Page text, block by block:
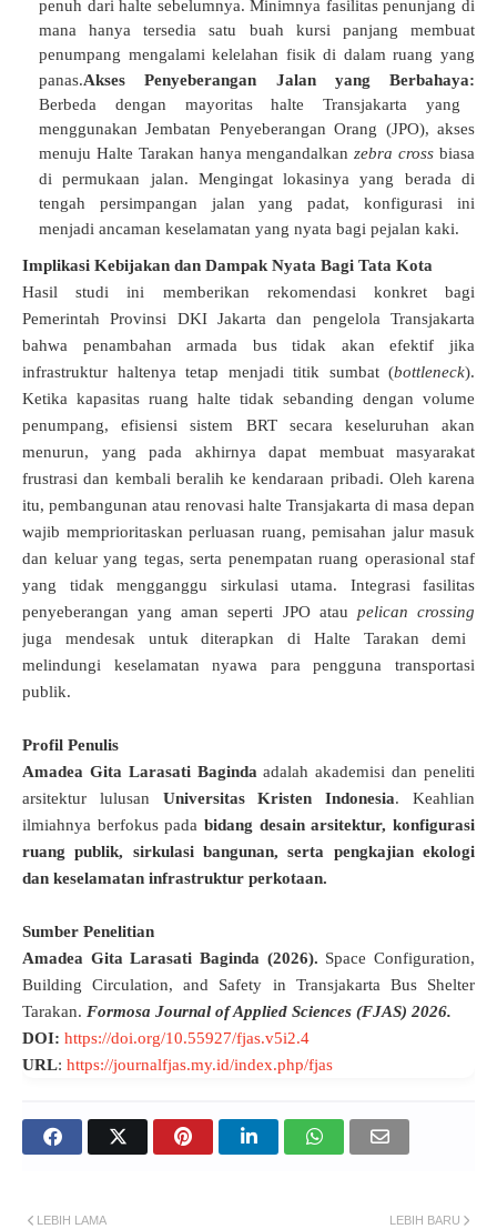
penuh dari halte sebelumnya.Minimnya fasilitas penunjang di
mana hanya tersedia satu buah kursi panjang membuat
penumpang mengalami kelelahan fisik di dalam ruang yang
panas.Akses Penyeberangan Jalan yang Berbahaya:
Berbeda dengan mayoritas halte Transjakarta yang
menggunakan Jembatan Penyeberangan Orang (JPO), akses
menuju Halte Tarakan hanya mengandalkanzebra cross biasa
di permukaan jalan. Mengingat lokasinya yang berada di
tengah persimpangan jalan yang padat, konfigurasi ini
menjadi ancaman keselamatan yang nyata bagi pejalan kaki.
Implikasi Kebijakan dan Dampak Nyata Bagi Tata Kota
Hasil studi ini memberikan rekomendasi konkret bagi
Pemerintah Provinsi DKI Jakarta dan pengelola Transjakarta
bahwa penambahan armada bus tidak akan efektif jika
infrastruktur haltenya tetap menjadi titik sumbat (bottleneck).
Ketika kapasitas ruang halte tidak sebanding dengan volume
penumpang, efisiensi sistem BRT secara keseluruhan akan
menurun, yang pada akhirnya dapat membuat masyarakat
frustrasi dan kembali beralih ke kendaraan pribadi. Oleh karena
itu, pembangunan atau renovasi halte Transjakarta di masa depan
wajib memprioritaskan perluasan ruang, pemisahan jalur masuk
dan keluar yang tegas, serta penempatan ruang operasional staf
yang tidak mengganggu sirkulasi utama. Integrasi fasilitas
penyeberangan yang aman seperti JPO atau pelican crossing
juga mendesak untuk diterapkan di Halte Tarakan demi
melindungi keselamatan nyawa para pengguna transportasi
publik.
Profil Penulis
Amadea Gita Larasati Bagindaadalah akademisi dan peneliti
arsitektur lulusan Universitas Kristen Indonesia.Keahlian
ilmiahnya berfokus pada bidang desain arsitektur, konfigurasi
ruang publik, sirkulasi bangunan, serta pengkajian ekologi
dan keselamatan infrastruktur perkotaan.
Sumber Penelitian
Amadea Gita Larasati Baginda (2026). Space Configuration,
Building Circulation, and Safety in Transjakarta Bus Shelter
Tarakan. Formosa Journal of Applied Sciences (FJAS) 2026.
DOI: https://doi.org/10.55927/fjas.v5i2.4
URL: https://journalfjas.my.id/index.php/fjas
LEBIH BARU
LEBIH LAMA